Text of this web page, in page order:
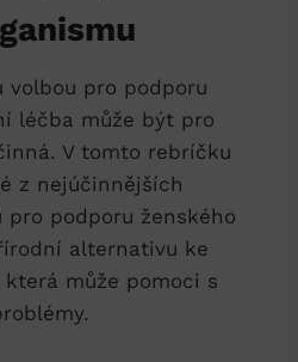
volbou pro podporu
léčba může být pro
V tomto rebríčku
z nejúčinnějších
podporu ženského
alternativu ke
může pomoci s